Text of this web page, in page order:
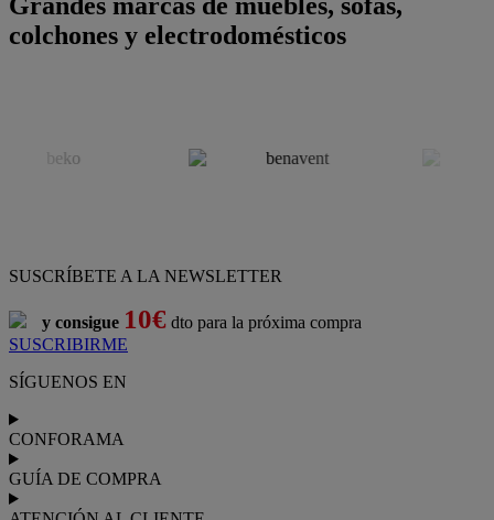
colchones y electrodomésticos
SUSCRÍBETE A LA NEWSLETTER
y consigue 10€ dto para la próxima compra
SUSCRIBIRME
SÍGUENOS EN
CONFORAMA
GUÍA DE COMPRA